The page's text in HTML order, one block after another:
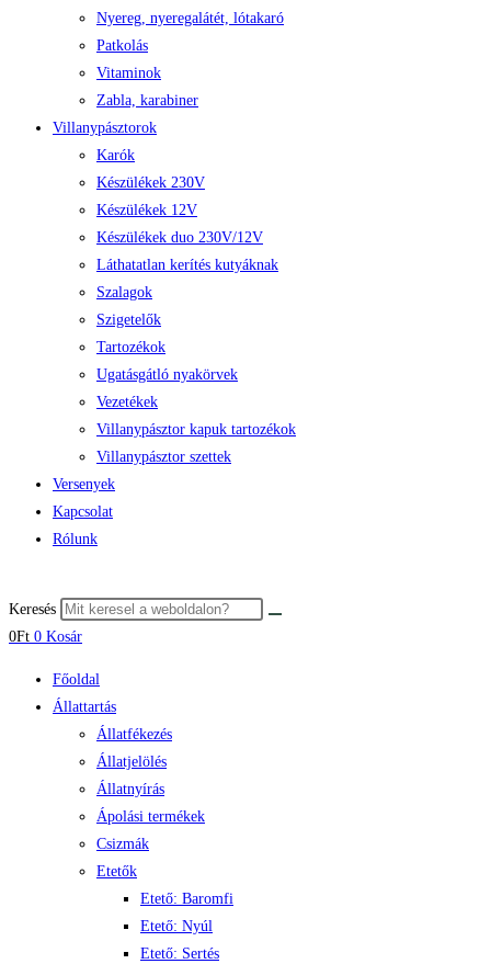
Nyereg, nyeregalátét, lótakaró
Patkolás
Vitaminok
Zabla, karabiner
Villanypásztorok
Karók
Készülékek 230V
Készülékek 12V
Készülékek duo 230V/12V
Láthatatlan kerítés kutyáknak
Szalagok
Szigetelők
Tartozékok
Ugatásgátló nyakörvek
Vezetékek
Villanypásztor kapuk tartozékok
Villanypásztor szettek
Versenyek
Kapcsolat
Rólunk
Keresés
0Ft 0 Kosár
Főoldal
Állattartás
Állatfékezés
Állatjelölés
Állatnyírás
Ápolási termékek
Csizmák
Etetők
Etető: Baromfi
Etető: Nyúl
Etető: Sertés